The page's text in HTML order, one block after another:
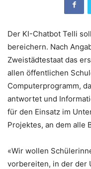
Der KI-Chatbot Telli
bereichern. Nach
Zweistädtestaat das
allen öffentlichen
Computerprogramm,
antwortet und
für den Einsatz im
Projektes, an dem alle
«Wir wollen
vorbereiten, in der der